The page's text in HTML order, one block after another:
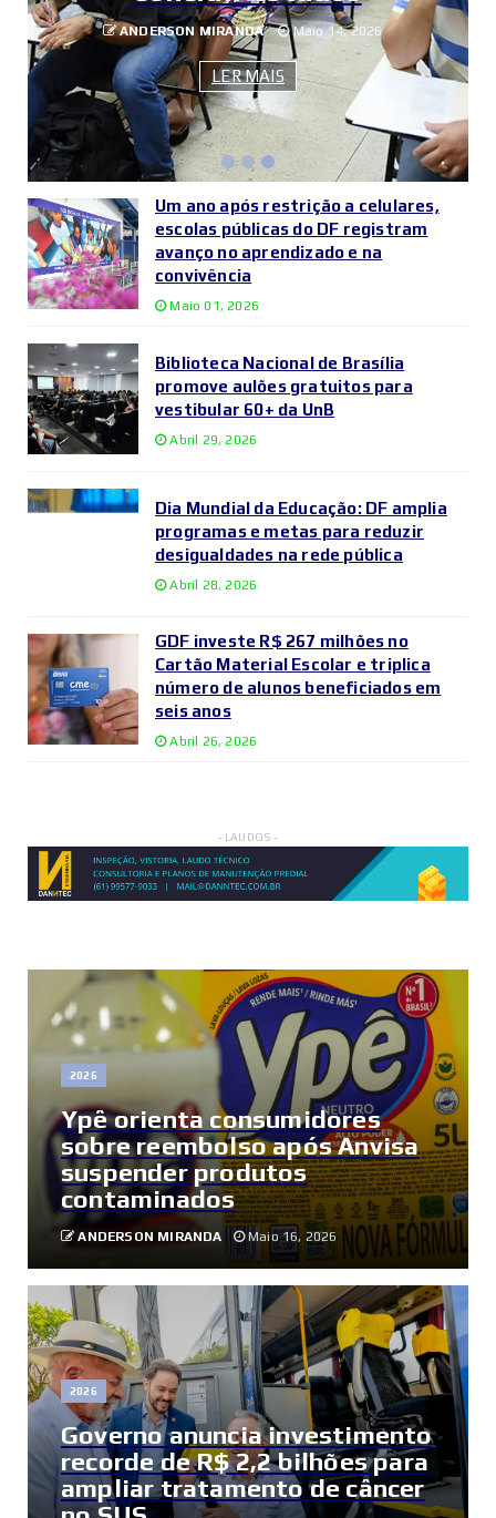
ANDERSON MIRANDA Maio 14, 2026
LER MAIS
Um ano após restrição a celulares,
escolas públicas do DF registram
avanço no aprendizado e na
convivência
Maio 01, 2026
Biblioteca Nacional de Brasília
promove aulões gratuitos para
vestibular 60+ da UnB
Abril 29, 2026
Dia Mundial da Educação: DF amplia
programas e metas para reduzir
desigualdades na rede pública
Abril 28, 2026
GDF investe R$ 267 milhões no
Cartão Material Escolar e triplica
número de alunos beneficiados em
seis anos
Abril 26, 2026
- LAUDOS -
2026
Ypê orienta consumidores
sobre reembolso após Anvisa
suspender produtos
contaminados
ANDERSON MIRANDA Maio 16, 2026
2026
Governo anuncia investimento
recorde de R$ 2,2 bilhões para
ampliar tratamento de câncer